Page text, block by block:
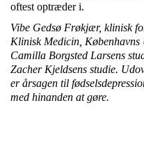
oftest optræder i.
Vibe Gedsø Frøkjær, klinisk
Klinisk Medicin,
Camilla Borgsted Larsens
Zacher Kjeldsens studie.
er årsagen til
med hinanden at gøre.